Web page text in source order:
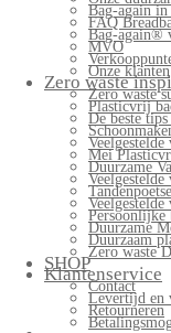
Bag-again in
FAQ
Bag-again®
MVO
Onze klanten
Zero waste
Zero waste
Plasticvrij
De beste
Mei
Duurzame
Veelgestelde
Persoonlijke
Duurzame
Duurzaam
Zero waste
SHOP
Klantenservice
Contact
Levertijd en
Retourneren